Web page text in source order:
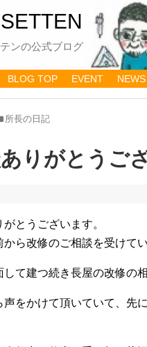
ンの公式ブログ
BLOG TOP EVENT NEWS
所長の日記
りがとうご
ら改修のご相談を受けて
て建つ続き長屋の改修の相
声をかけて頂いていて、先